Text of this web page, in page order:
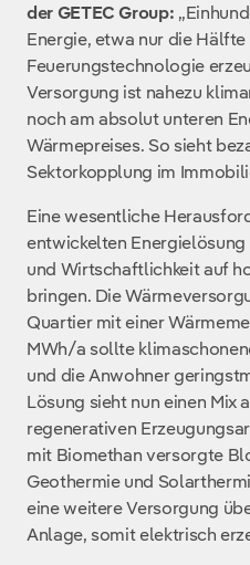
der GETEC Group:
Energie, etwa nur die
Feuerungstechnologie
Versorgung ist nahezu
noch am absolut unteren
Wärmepreises. So sieht
Sektorkopplung im
Eine wesentliche
entwickelten
und Wirtschaftlichkeit auf
bringen. Die
Quartier mit einer
MWh/a sollte
und die Anwohner
Lösung sieht nun einen Mix
regenerativen
mit Biomethan versorgte
Geothermie und
eine weitere Versorgung
Anlage, somit elektrisch